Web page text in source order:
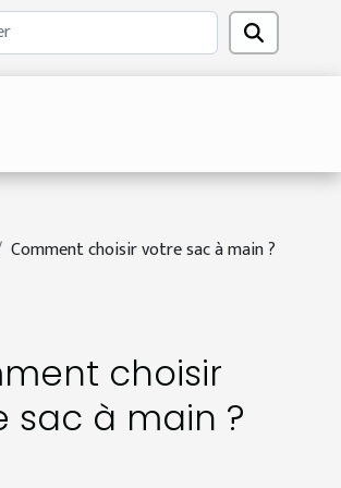
Comment choisir votre sac à main ?
choisir
sac à main ?